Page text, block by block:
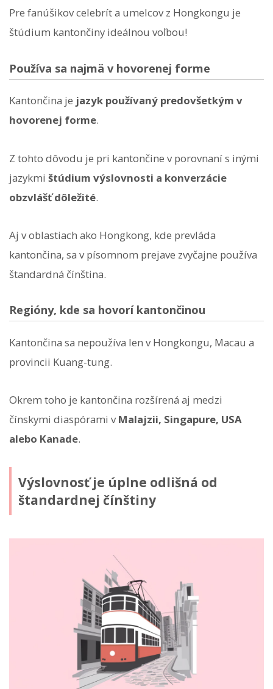
Pre fanúšikov celebrít a umelcov z Hongkongu je
štúdium kantončiny ideálnou voľbou!
Používa sa najmä v hovorenej forme
Kantončina je jazyk používaný predovšetkým v
hovorenej forme.
Z tohto dôvodu je pri kantončine v porovnaní s inými
jazykmi štúdium výslovnosti a konverzácie
obzvlášť dôležité.
Aj v oblastiach ako Hongkong, kde prevláda
kantončina, sa v písomnom prejave zvyčajne používa
štandardná čínština.
Regióny, kde sa hovorí kantončinou
Kantončina sa nepoužíva len v Hongkongu, Macau a
provincii Kuang-tung.
Okrem toho je kantončina rozšírená aj medzi
čínskymi diaspórami vMalajzii, Singapure, USA
alebo Kanade.
Výslovnosť je úplne odlišná od
štandardnej čínštiny